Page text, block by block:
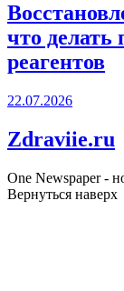
что делать
реагентов
22.07.2026
Zdraviie.ru
One Newspaper -
Вернуться наверх